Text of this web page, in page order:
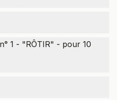
1 - "RÔTIR" - pour 10